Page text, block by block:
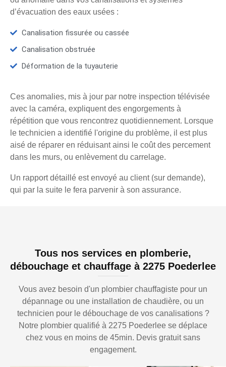
d’évacuation des eaux usées :
Canalisation fissurée ou cassée
Canalisation obstruée
Déformation de la tuyauterie
Ces anomalies, mis à jour par notre inspection télévisée
avec la caméra, expliquent des engorgements à
répétition que vous rencontrez quotidiennement. Lorsque
le technicien a identifié l'origine du problème, il est plus
aisé de réparer en réduisant ainsi le coût des percement
dans les murs, ou enlèvement du carrelage.
Un rapport détaillé est envoyé au client (sur demande),
qui par la suite le fera parvenir à son assurance.
Tous nos services en plomberie,
débouchage et chauffage à 2275 Poederlee
Vous avez besoin d'un plombier chauffagiste pour un
dépannage ou une installation de chaudière, ou un
technicien pour le débouchage de vos canalisations ?
Notre plombier qualifié à 2275 Poederlee se déplace
chez vous en moins de 45min. Devis gratuit sans
engagement.